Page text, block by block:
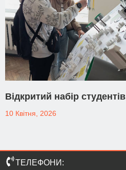
Відкритий набір студентів
10 Квітня, 2026
ТЕЛЕФОНИ: